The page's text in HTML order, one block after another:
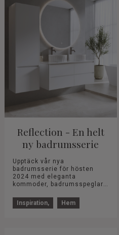
Reflection - En helt
ny badrumsserie
Upptäck vår nya
badrumsserie för hösten
2024 med eleganta
kommoder, badrumsspeglar
Välj mellan integrerade
handfat eller po...
Inspiration Hem